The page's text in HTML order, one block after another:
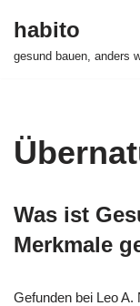
habito
gesund bauen, anders
Was ist
Merkmale
Gefunden bei Leo